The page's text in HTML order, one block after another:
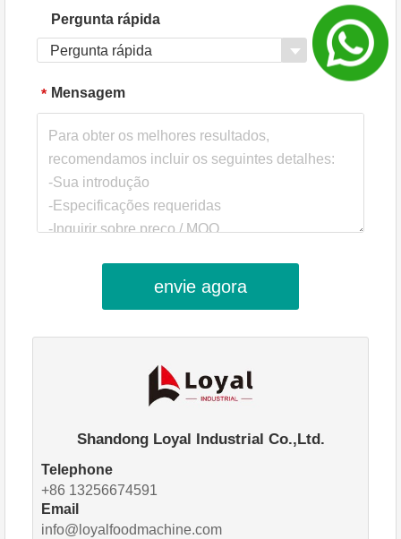
Pergunta rápida
Pergunta rápida
* Mensagem
envie agora
Shandong Loyal Industrial Co.,Ltd.
Telephone
+86 13256674591
Email
info@loyalfoodmachine.com